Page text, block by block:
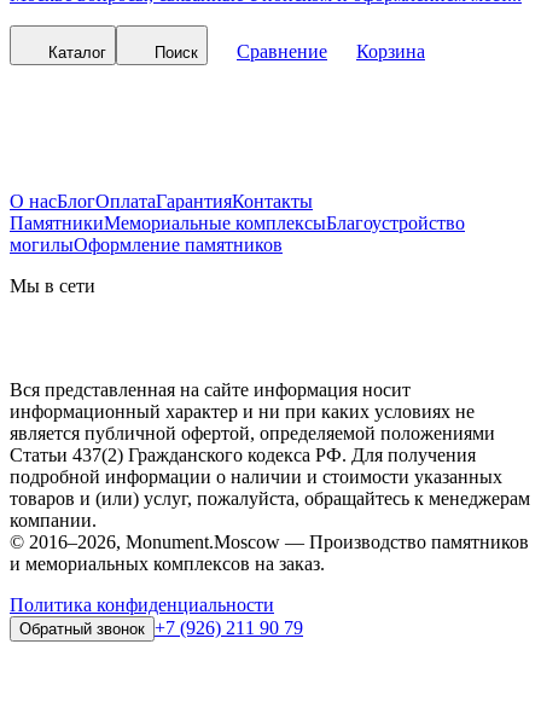
Каталог Поиск Сравнение Корзина
О насБлогОплатаГарантияКонтакты
ПамятникиМемориальные комплексыБлагоустройство
могилыОформление памятников
Мы в сети
Вся представленная на сайте информация носит
информационный характер и ни при каких условиях не
является публичной офертой, определяемой положениями
Статьи 437(2) Гражданского кодекса РФ. Для получения
подробной информации о наличии и стоимости указанных
товаров и (или) услуг, пожалуйста, обращайтесь к менеджерам
компании.
© 2016–2026, Monument.Moscow — Производство памятников
и мемориальных комплексов на заказ.
Политика конфиденциальности
Обратный звонок +7 (926) 211 90 79